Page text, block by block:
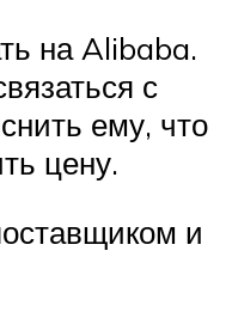
на Alibaba.
с
ему, что
цену.
и